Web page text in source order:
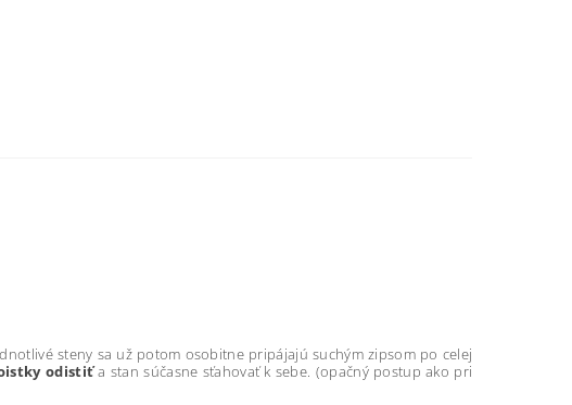
steny sa už potom osobitne pripájajú suchým zipsom po celej
odistiťa stan súčasne sťahovať k sebe. (opačný postup ako pri